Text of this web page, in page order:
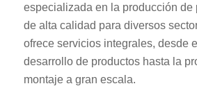
especializada en la producción de
de alta calidad para diversos
ofrece servicios integrales, desde
desarrollo de productos hasta la
montaje a gran escala.